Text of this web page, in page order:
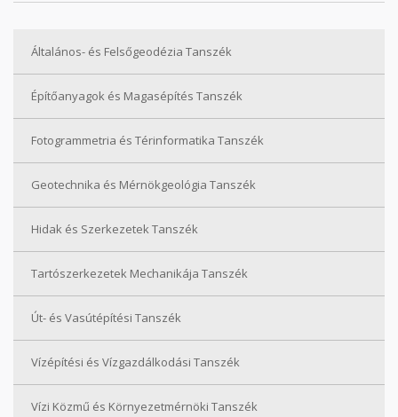
Általános- és Felsőgeodézia Tanszék
Építőanyagok és Magasépítés Tanszék
Fotogrammetria és Térinformatika Tanszék
Geotechnika és Mérnökgeológia Tanszék
Hidak és Szerkezetek Tanszék
Tartószerkezetek Mechanikája Tanszék
Út- és Vasútépítési Tanszék
Vízépítési és Vízgazdálkodási Tanszék
Vízi Közmű és Környezetmérnöki Tanszék